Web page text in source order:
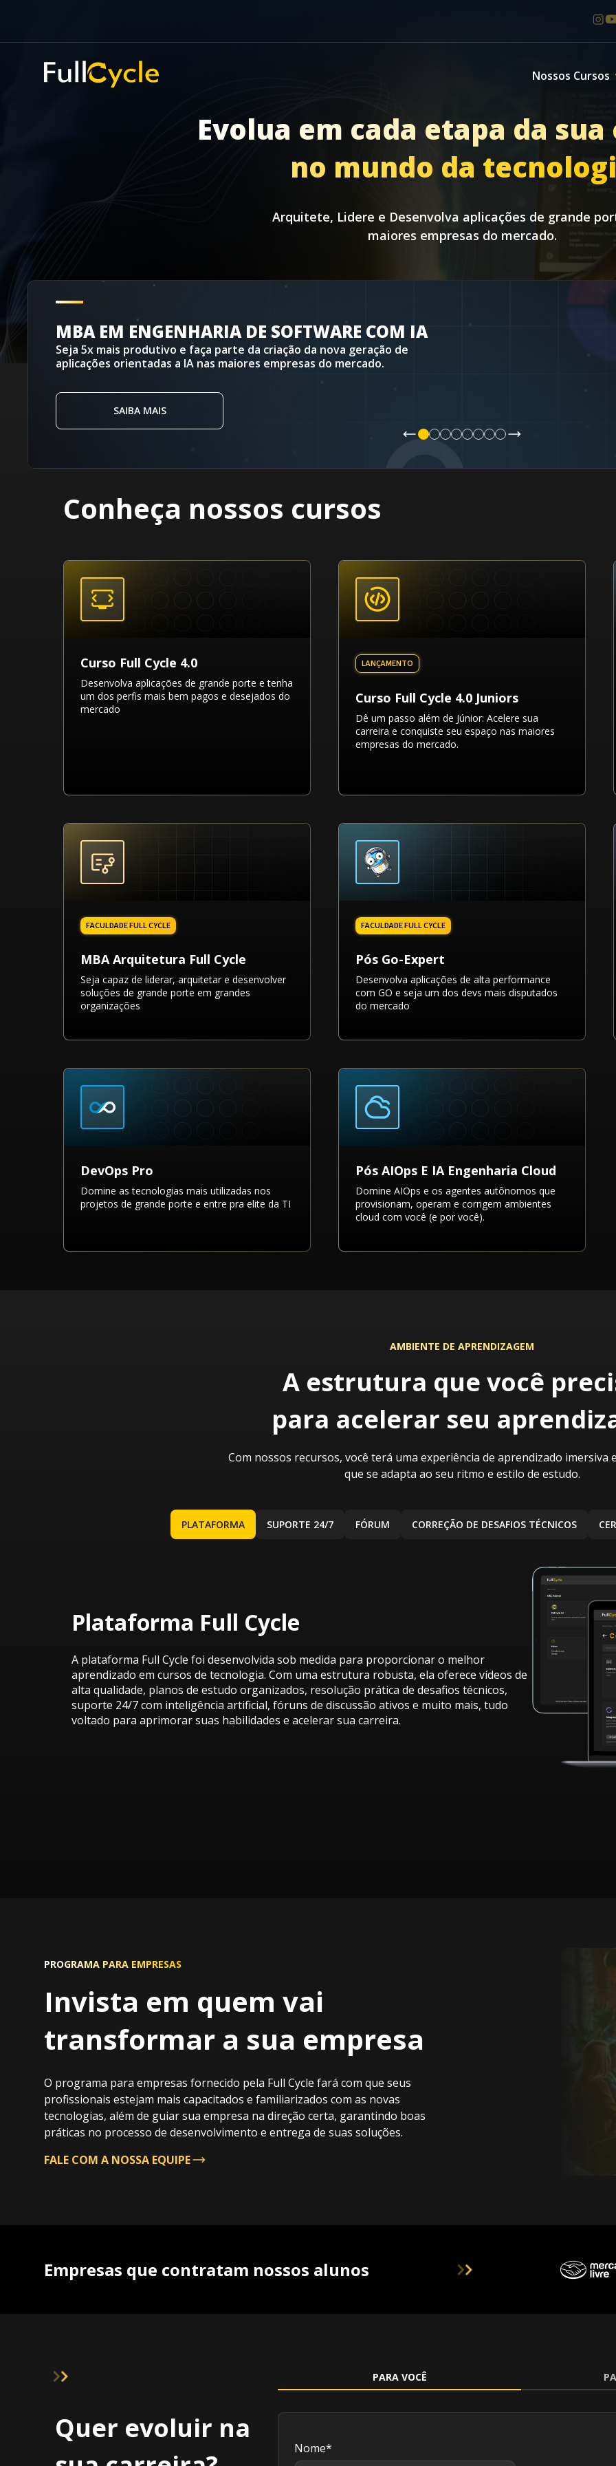
Nossos Cursos
Evolua em cada etapa da
no mundo da
Arquitete, Lidere e Desenvolva aplicações de grande
maiores empresas do mercado.
CURSO FULL CYCLE 4.0
Desenvolva aplicações de grande porte e tenha um dos
perfis mais bem pagos e desejados do mercado
SAIBA MAIS
Conheça nossos cursos
Curso Full Cycle 4.0
Desenvolva aplicações de grande porte e tenha
um dos perfis mais bem pagos e desejados do
mercado
Curso Full Cycle 4.0 Juniors
Dê um passo além de Júnior: Acelere sua
carreira e conquiste seu espaço nas maiores
empresas do mercado.
MBA Arquitetura Full Cycle
Seja capaz de liderar, arquitetar e desenvolver
soluções de grande porte em grandes
organizações
Pós Go-Expert
Desenvolva aplicações de alta performance
com GO e seja um dos devs mais disputados
do mercado
DevOps Pro
Domine as tecnologias mais utilizadas nos
projetos de grande porte e entre pra elite da TI
Pós AIOps E IA Engenharia Cloud
Domine AIOps e os agentes autônomos que
provisionam, operam e corrigem ambientes
cloud com você (e por você).
AMBIENTE DE APRENDIZAGEM
A estrutura que você
para acelerar seu
Com nossos recursos, você terá uma experiência de aprendizado imersiva
que se adapta ao seu ritmo e estilo de estudo.
PLATAFORMA SUPORTE 24/7 FÓRUM CORREÇÃO DE DESAFIOS TÉCNICOS
Plataforma Full Cycle
A plataforma Full Cycle foi desenvolvida sob medida para proporcionar o melhor
aprendizado em cursos de tecnologia. Com uma estrutura robusta, ela oferece vídeos de
alta qualidade, planos de estudo organizados, resolução prática de desafios técnicos,
suporte 24/7 com inteligência artificial, fóruns de discussão ativos e muito mais, tudo
voltado para aprimorar suas habilidades e acelerar sua carreira.
PROGRAMA PARA EMPRESAS
Invista em quem vai
transformar a sua empresa
O programa para empresas fornecido pela Full Cycle fará com que seus
profissionais estejam mais capacitados e familiarizados com as novas
tecnologias, além de guiar sua empresa na direção certa, garantindo boas
práticas no processo de desenvolvimento e entrega de suas soluções.
FALE COM A NOSSA EQUIPE
Empresas que contratam nossos alunos
Quer evoluir na
PARA VOCÊ
Nome*